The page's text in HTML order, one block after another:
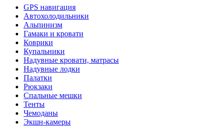
GPS навигация
Автохолодильники
Альпинизм
Гамаки и кровати
Коврики
Купальники
Надувные кровати, матрасы
Надувные лодки
Палатки
Рюкзаки
Спальные мешки
Тенты
Чемоданы
Экшн-камеры